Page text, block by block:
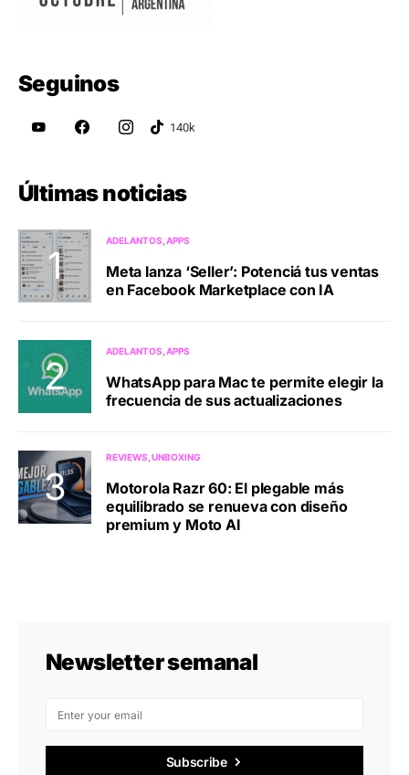
Seguinos
Últimas noticias
ADELANTOS APPS
Meta lanza ‘Seller’: Potenciá tus ventas
en Facebook Marketplace con IA
ADELANTOS APPS
WhatsApp para Mac te permite elegir la
frecuencia de sus actualizaciones
REVIEWS UNBOXING
Motorola Razr 60: El plegable más
equilibrado se renueva con diseño
premium y Moto AI
Newsletter semanal
Subscribe